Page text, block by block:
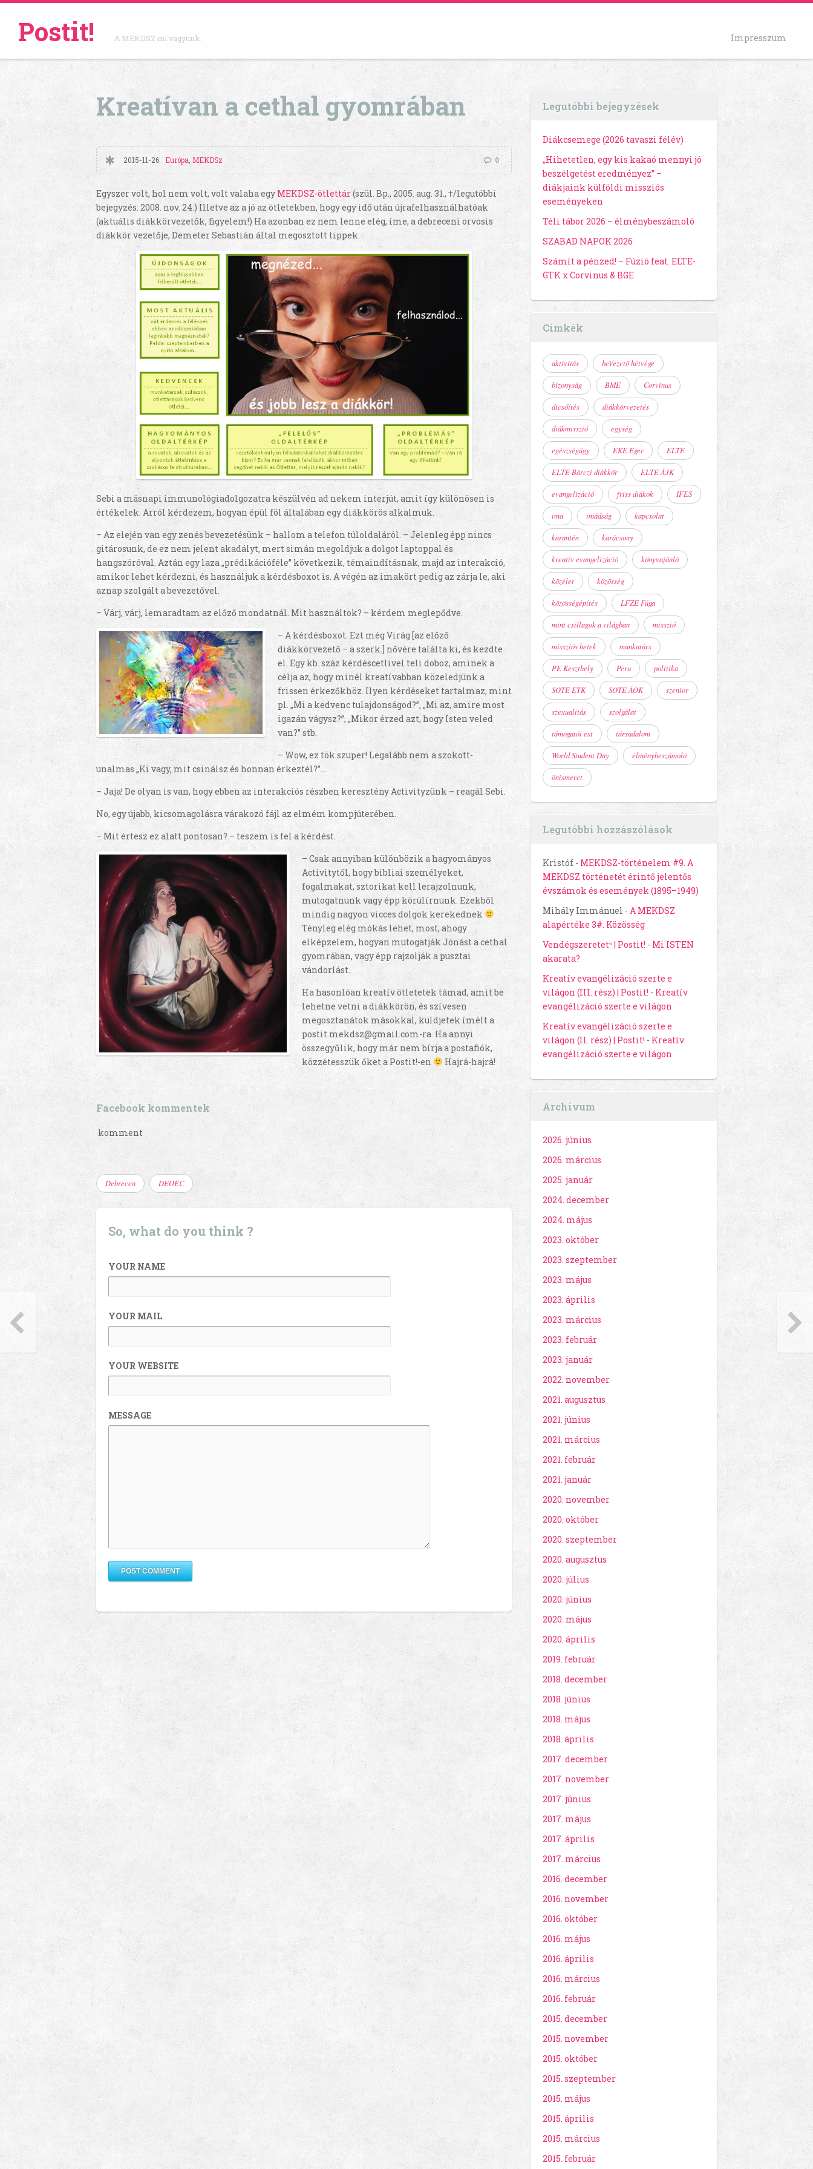
Postit! A MEKDSZ mi vagyunk. Impresszum
Kreatívan a cethal gyomrában
2015-11-26 Európa, MEKDSz 0
Egyszer volt, hol nem volt, volt valaha egy MEKDSZ-ötlettár(szül. Bp., 2005. aug. 31., †/legutóbbi
bejegyzés: 2008. nov. 24.) Illetve az a jó az ötletekben, hogy egy idő után újrafelhasználhatóak
(aktuális diákkörvezetők, figyelem!) Ha azonban ez nem lenne elég, íme, a debreceni orvosis
diákkör vezetője, Demeter Sebastián által megosztott tippek.
Sebi a másnapi immunológiadolgozatra készülvén ad nekem interjút, amit így különösen is
értékelek. Arról kérdezem, hogyan épül föl általában egy diákkörös alkalmuk.
– Az elején van egy zenés bevezetésünk – hallom a telefon túloldaláról. – Jelenleg épp nincs
gitárosunk, de ez nem jelent akadályt, mert simán megoldjuk a dolgot laptoppal és
hangszóróval. Aztán egy laza „prédikációféle” következik, témaindításnak, majd az interakció,
amikor lehet kérdezni, és használjuk a kérdésboxot is. A végén az imakört pedig az zárja le, aki
aznap szolgált a bevezetővel.
– Várj, várj, lemaradtam az előző mondatnál. Mit használtok? – kérdem meglepődve.
– A kérdésboxot. Ezt még Virág [az előző
diákkörvezető – a szerk.] nővére találta ki, és kezdte
el. Egy kb. száz kérdéscetlivel teli doboz, aminek a
célja az, hogy minél kreatívabban közeledjünk a
frissen érkezőkhöz. Ilyen kérdéseket tartalmaz, mint
pl. „Mi a kedvenc tulajdonságod?”, „Mi az, amire most
igazán vágysz?”, „Mikor érzed azt, hogy Isten veled
van?” stb.
– Wow, ez tök szuper! Legalább nem a szokott-
unalmas „Ki vagy, mit csinálsz és honnan érkeztél?”…
– Jaja! De olyan is van, hogy ebben az interakciós részben keresztény Activityzünk – reagál Sebi.
No, egy újabb, kicsomagolásra várakozó fájl az elmém kompjúterében.
– Mit értesz ez alatt pontosan? – teszem is fel a kérdést.
– Csak annyiban különbözik a hagyományos
Activitytől, hogy bibliai személyeket,
fogalmakat, sztorikat kell lerajzolnunk,
mutogatnunk vagy épp körülírnunk. Ezekből
mindig nagyon vicces dolgok kerekednek
Tényleg elég mókás lehet, most, ahogy
elképzelem, hogyan mutogatják Jónást a cethal
gyomrában, vagy épp rajzolják a pusztai
vándorlást.
Ha hasonlóan kreatív ötletetek támad, amit be
lehetne vetni a diákkörön, és szívesen
megosztanátok másokkal, küldjetek ímélt a
postit.mekdsz@gmail.com-ra. Ha annyi
összegyűlik, hogy már nem bírja a postafiók,
közzétesszük őket a Postit!-en
Hajrá-hajrá!
Facebook kommentek
komment
Debrecen DEOEC
So, what do you think ?
YOUR NAME
YOUR MAIL
YOUR WEBSITE
MESSAGE
Legutóbbi bejegyzések
Diákcsemege (2026 tavaszi félév)
„Hihetetlen, egy kis kakaó mennyi jó
beszélgetést eredményez” –
diákjaink külföldi missziós
eseményeken
Téli tábor 2026 – élménybeszámoló
SZABAD NAPOK 2026
Számít a pénzed! – Fúzió feat. ELTE-
GTK x Corvinus & BGE
Címkék
aktivitás beVezető hétvége
bizonyság BME Corvinus
dicsőítés diákkörvezetés
diákmisszió egység
egészségügy EKE Eger ELTE
ELTE Bárczi diákkör ELTE ÁJK
evangelizáció friss diákok IFES
ima imádság kapcsolat
karantén karácsony
kreatív evangelizáció könyvajánló
közélet közösség
közösségépítés LFZE Fúga
mint csillagok a világban misszió
missziós hetek munkatárs
PE Keszthely Peru politika
SOTE ETK SOTE ÁOK szenior
szexualitás szolgálat
támogatói est társadalom
World Student Day élménybeszámoló
önismeret
Legutóbbi hozzászólások
Kristóf - MEKDSZ-történelem #9. A
MEKDSZ történetét érintő jelentős
évszámok és események (1895–1949)
Mihály Immánuel -A MEKDSZ
alapértéke 3#. Közösség
Vendégszeretet⁶ | Postit! - Mi ISTEN
akarata?
Kreatív evangélizáció szerte e
világon (III. rész) | Postit! - Kreatív
evangélizáció szerte e világon
Kreatív evangélizáció szerte e
világon (II. rész) | Postit! - Kreatív
evangélizáció szerte e világon
Archívum
2026. június
2026. március
2025. január
2024. december
2024. május
2023. október
2023. szeptember
2023. május
2023. április
2023. március
2023. február
2023. január
2022. november
2021. augusztus
2021. június
2021. március
2021. február
2021. január
2020. november
2020. október
2020. szeptember
2020. augusztus
2020. július
2020. június
2020. május
2020. április
2019. február
2018. december
2018. június
2018. május
2018. április
2017. december
2017. november
2017. június
2017. május
2017. április
2017. március
2016. december
2016. november
2016. október
2016. május
2016. április
2016. március
2016. február
2015. december
2015. november
2015. október
2015. szeptember
2015. május
2015. április
2015. március
2015. február